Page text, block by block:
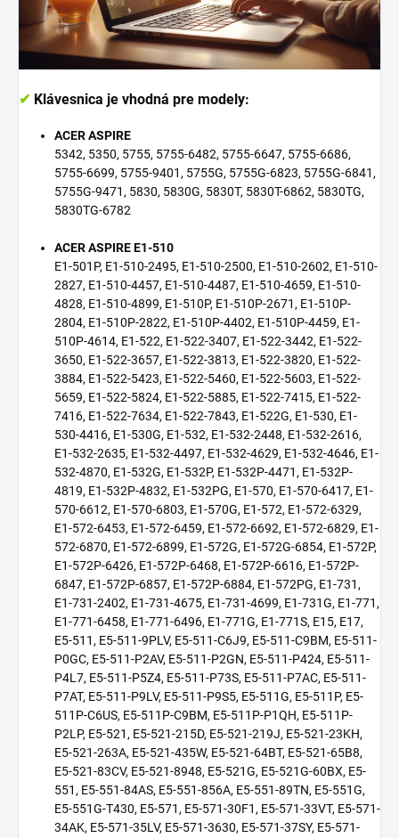
✔ Klávesnica je vhodná pre modely:
ACER ASPIRE
5342, 5350, 5755, 5755-6482, 5755-6647, 5755-6686,
5755-6699, 5755-9401, 5755G, 5755G-6823, 5755G-6841,
5755G-9471, 5830, 5830G, 5830T, 5830T-6862, 5830TG,
5830TG-6782
ACER ASPIRE E1-510
E1-501P, E1-510-2495, E1-510-2500, E1-510-2602, E1-510-
2827, E1-510-4457, E1-510-4487, E1-510-4659, E1-510-
4828, E1-510-4899, E1-510P, E1-510P-2671, E1-510P-
2804, E1-510P-2822, E1-510P-4402, E1-510P-4459, E1-
510P-4614, E1-522, E1-522-3407, E1-522-3442, E1-522-
3650, E1-522-3657, E1-522-3813, E1-522-3820, E1-522-
3884, E1-522-5423, E1-522-5460, E1-522-5603, E1-522-
5659, E1-522-5824, E1-522-5885, E1-522-7415, E1-522-
7416, E1-522-7634, E1-522-7843, E1-522G, E1-530, E1-
530-4416, E1-530G, E1-532, E1-532-2448, E1-532-2616,
E1-532-2635, E1-532-4497, E1-532-4629, E1-532-4646, E1-
532-4870, E1-532G, E1-532P, E1-532P-4471, E1-532P-
4819, E1-532P-4832, E1-532PG, E1-570, E1-570-6417, E1-
570-6612, E1-570-6803, E1-570G, E1-572, E1-572-6329,
E1-572-6453, E1-572-6459, E1-572-6692, E1-572-6829, E1-
572-6870, E1-572-6899, E1-572G, E1-572G-6854, E1-572P,
E1-572P-6426, E1-572P-6468, E1-572P-6616, E1-572P-
6847, E1-572P-6857, E1-572P-6884, E1-572PG, E1-731,
E1-731-2402, E1-731-4675, E1-731-4699, E1-731G, E1-771,
E1-771-6458, E1-771-6496, E1-771G, E1-771S, E15, E17,
E5-511, E5-511-9PLV, E5-511-C6J9, E5-511-C9BM, E5-511-
P0GC, E5-511-P2AV, E5-511-P2GN, E5-511-P424, E5-511-
P4L7, E5-511-P5Z4, E5-511-P73S, E5-511-P7AC, E5-511-
P7AT, E5-511-P9LV, E5-511-P9S5, E5-511G, E5-511P, E5-
511P-C6US, E5-511P-C9BM, E5-511P-P1QH, E5-511P-
P2LP, E5-521, E5-521-215D, E5-521-219J, E5-521-23KH,
E5-521-263A, E5-521-435W, E5-521-64BT, E5-521-65B8,
E5-521-83CV, E5-521-8948, E5-521G, E5-521G-60BX, E5-
551, E5-551-84AS, E5-551-856A, E5-551-89TN, E5-551G,
E5-551G-T430, E5-571, E5-571-30F1, E5-571-33VT, E5-571-
34AK, E5-571-35LV, E5-571-3630, E5-571-37SY, E5-571-